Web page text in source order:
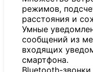
режимов,
расстояния и
Умные
сообщений из
входящих
смартфона.